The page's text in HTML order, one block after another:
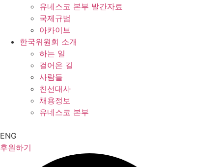
유네스코 본부 발간자료
국제규범
아카이브
한국위원회 소개
하는 일
걸어온 길
사람들
친선대사
채용정보
유네스코 본부
ENG
후원하기